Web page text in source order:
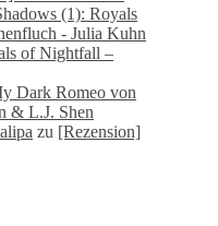
(1): Royals
- Julia Kuhn
of Nightfall –
Dark Romeo von
& L.J. Shen
zu [Rezension]